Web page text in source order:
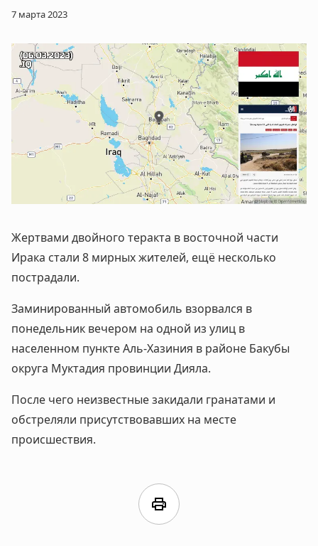
7 марта 2023
Жертвами двойного теракта в восточной части
Ирака стали 8 мирных жителей, ещё несколько
пострадали.
Заминированный автомобиль взорвался в
понедельник вечером на одной из улиц в
населенном пункте Аль-Хазиния в районе Бакубы
округа Муктадия провинции Дияла.
После чего неизвестные закидали гранатами и
обстреляли присутствовавших на месте
происшествия.
print